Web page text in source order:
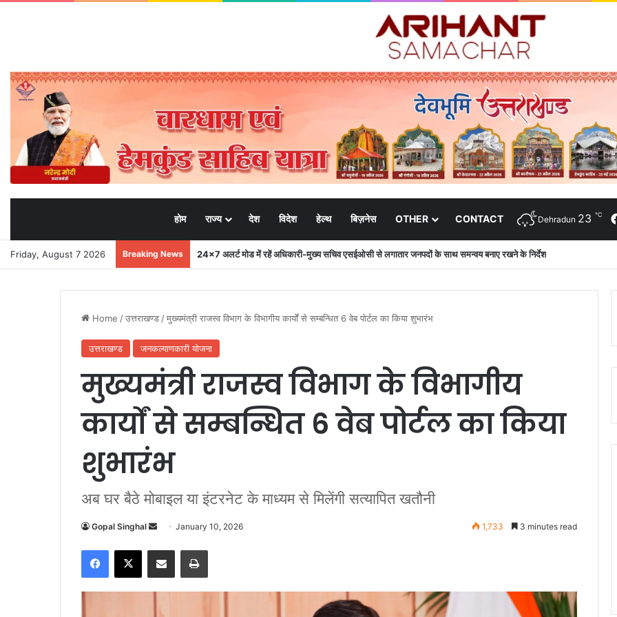
होम राज्य देश विदेश हेल्थ बिज़नेस OTHER CONTACT Dehradun 23 ℃
Friday, August 7 2026 Breaking News मुख्यमंत्री से महानिदेशक एनसीसी ने की शिष्टाचार भेंट
Home /उत्तराखण्ड /मुख्यमंत्री राजस्व विभाग के विभागीय कार्यों से सम्बन्धित 6 वेब पोर्टल का किया शुभारंभ
उत्तराखण्ड जनकल्याणकारी योजना
मुख्यमंत्री राजस्व विभाग के विभागीय
कार्यों से सम्बन्धित 6 वेब पोर्टल का किया
शुभारंभ
अब घर बैठे मोबाइल या इंटरनेट के माध्यम से मिलेंगी सत्यापित खतौनी
Gopal Singhal
n
d
a
January 10, 2026 1,733 3 minutes read